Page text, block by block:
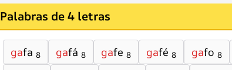
Palabras de 4 letras
gafa 8 gafá 8 gafe 8 gafé 8 gafo 8